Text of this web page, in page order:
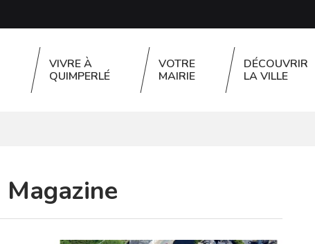
VIVRE À
QUIMPERLÉ
VOTRE
MAIRIE
DÉCOUVRIR
LA VILLE
Magazine